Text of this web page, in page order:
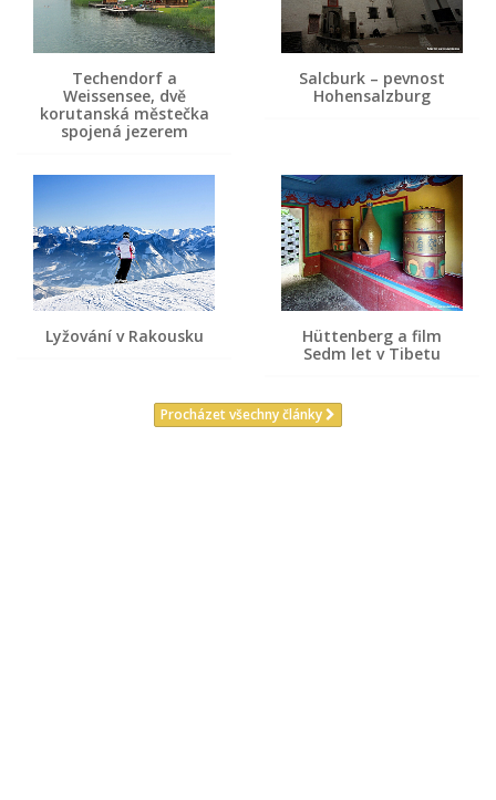
Techendorf a
Weissensee, dvě
korutanská městečka
spojená jezerem
Salcburk – pevnost
Hohensalzburg
Lyžování v Rakousku
Hüttenberg a film
Sedm let v Tibetu
Procházet všechny články